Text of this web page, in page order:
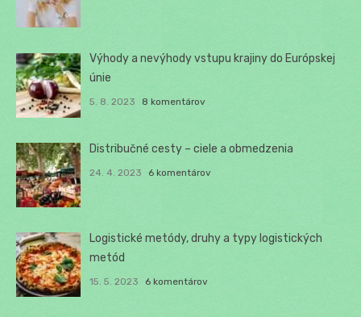
Výhody a nevýhody vstupu krajiny do Európskej
únie
5. 8. 2023 8 komentárov
Distribučné cesty – ciele a obmedzenia
24. 4. 2023 6 komentárov
Logistické metódy, druhy a typy logistických
metód
15. 5. 2023 6 komentárov